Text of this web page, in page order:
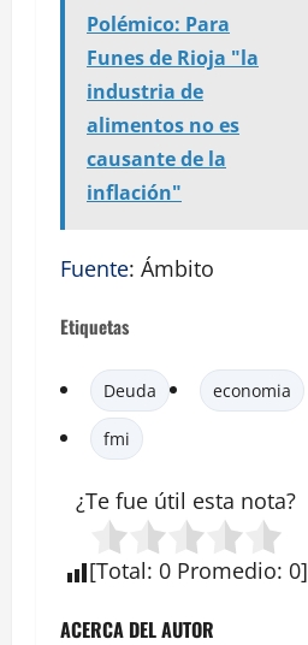
Polémico: Para
Funes de Rioja "la
industria de
alimentos no es
causante de la
inflación"
Fuente: Ámbito
Etiquetas
Deuda economia
fmi
¿Te fue útil esta nota?
[Total: 0 Promedio: 0]
ACERCA DEL AUTOR